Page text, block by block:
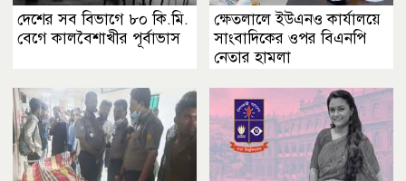
দেশের সব বিভাগে ৮০ কি.মি.
বেগে কালবৈশাখীর পূর্বাভাস
ক্ষেতলালে ইউএনও কার্যালয়ে
সাংবাদিকের ওপর বিএনপি
নেতার হামলা